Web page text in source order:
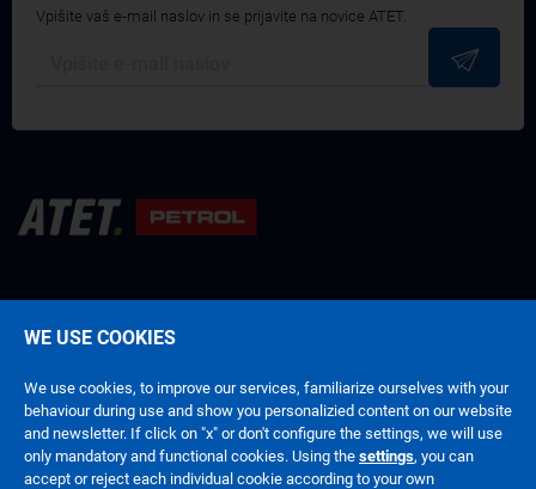
Vpišite vaš e-mail naslov in se prijavite na novice ATET.
WE USE COOKIES
We use cookies, to improve our services, familiarize ourselves with your
behaviour during use and show you personalizied content on our website
and newsletter. If click on "x" or don't configure the settings, we will use
only mandatory and functional cookies. Using the settings, you can
accept or reject each individual cookie according to your own